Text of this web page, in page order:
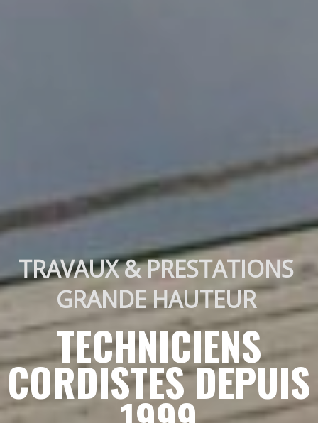
TRAVAUX & PRESTATIONS
GRANDE HAUTEUR
TECHNICIENS
CORDISTES DEPUIS